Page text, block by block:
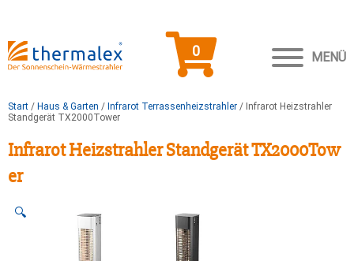
0 MENÜ
Start / Haus & Garten / Infrarot Terrassenheizstrahler / Infrarot Heizstrahler
Standgerät TX2000Tower
Infrarot Heizstrahler Standgerät TX2000Tow
er
🔍